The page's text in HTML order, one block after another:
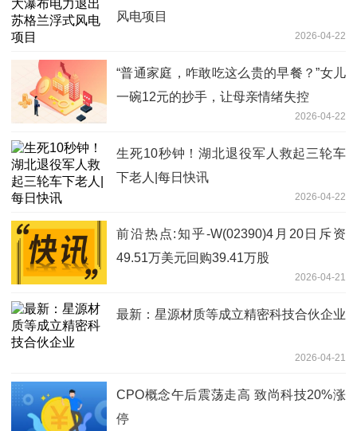
风电项目
2026-04-22
“普通家庭，咋敢吃这么贵的早餐？”女儿
一碗12元的抄手，让母亲情绪失控
2026-04-22
生死10秒钟！湖北退役军人救起三轮车
下老人|每日快讯
2026-04-22
前沿热点:知乎-W(02390)4月20日斥资
49.51万美元回购39.41万股
2026-04-21
最新：星源材质等成立精密科技合伙企业
2026-04-21
CPO概念午后震荡走高 致尚科技20%涨
停